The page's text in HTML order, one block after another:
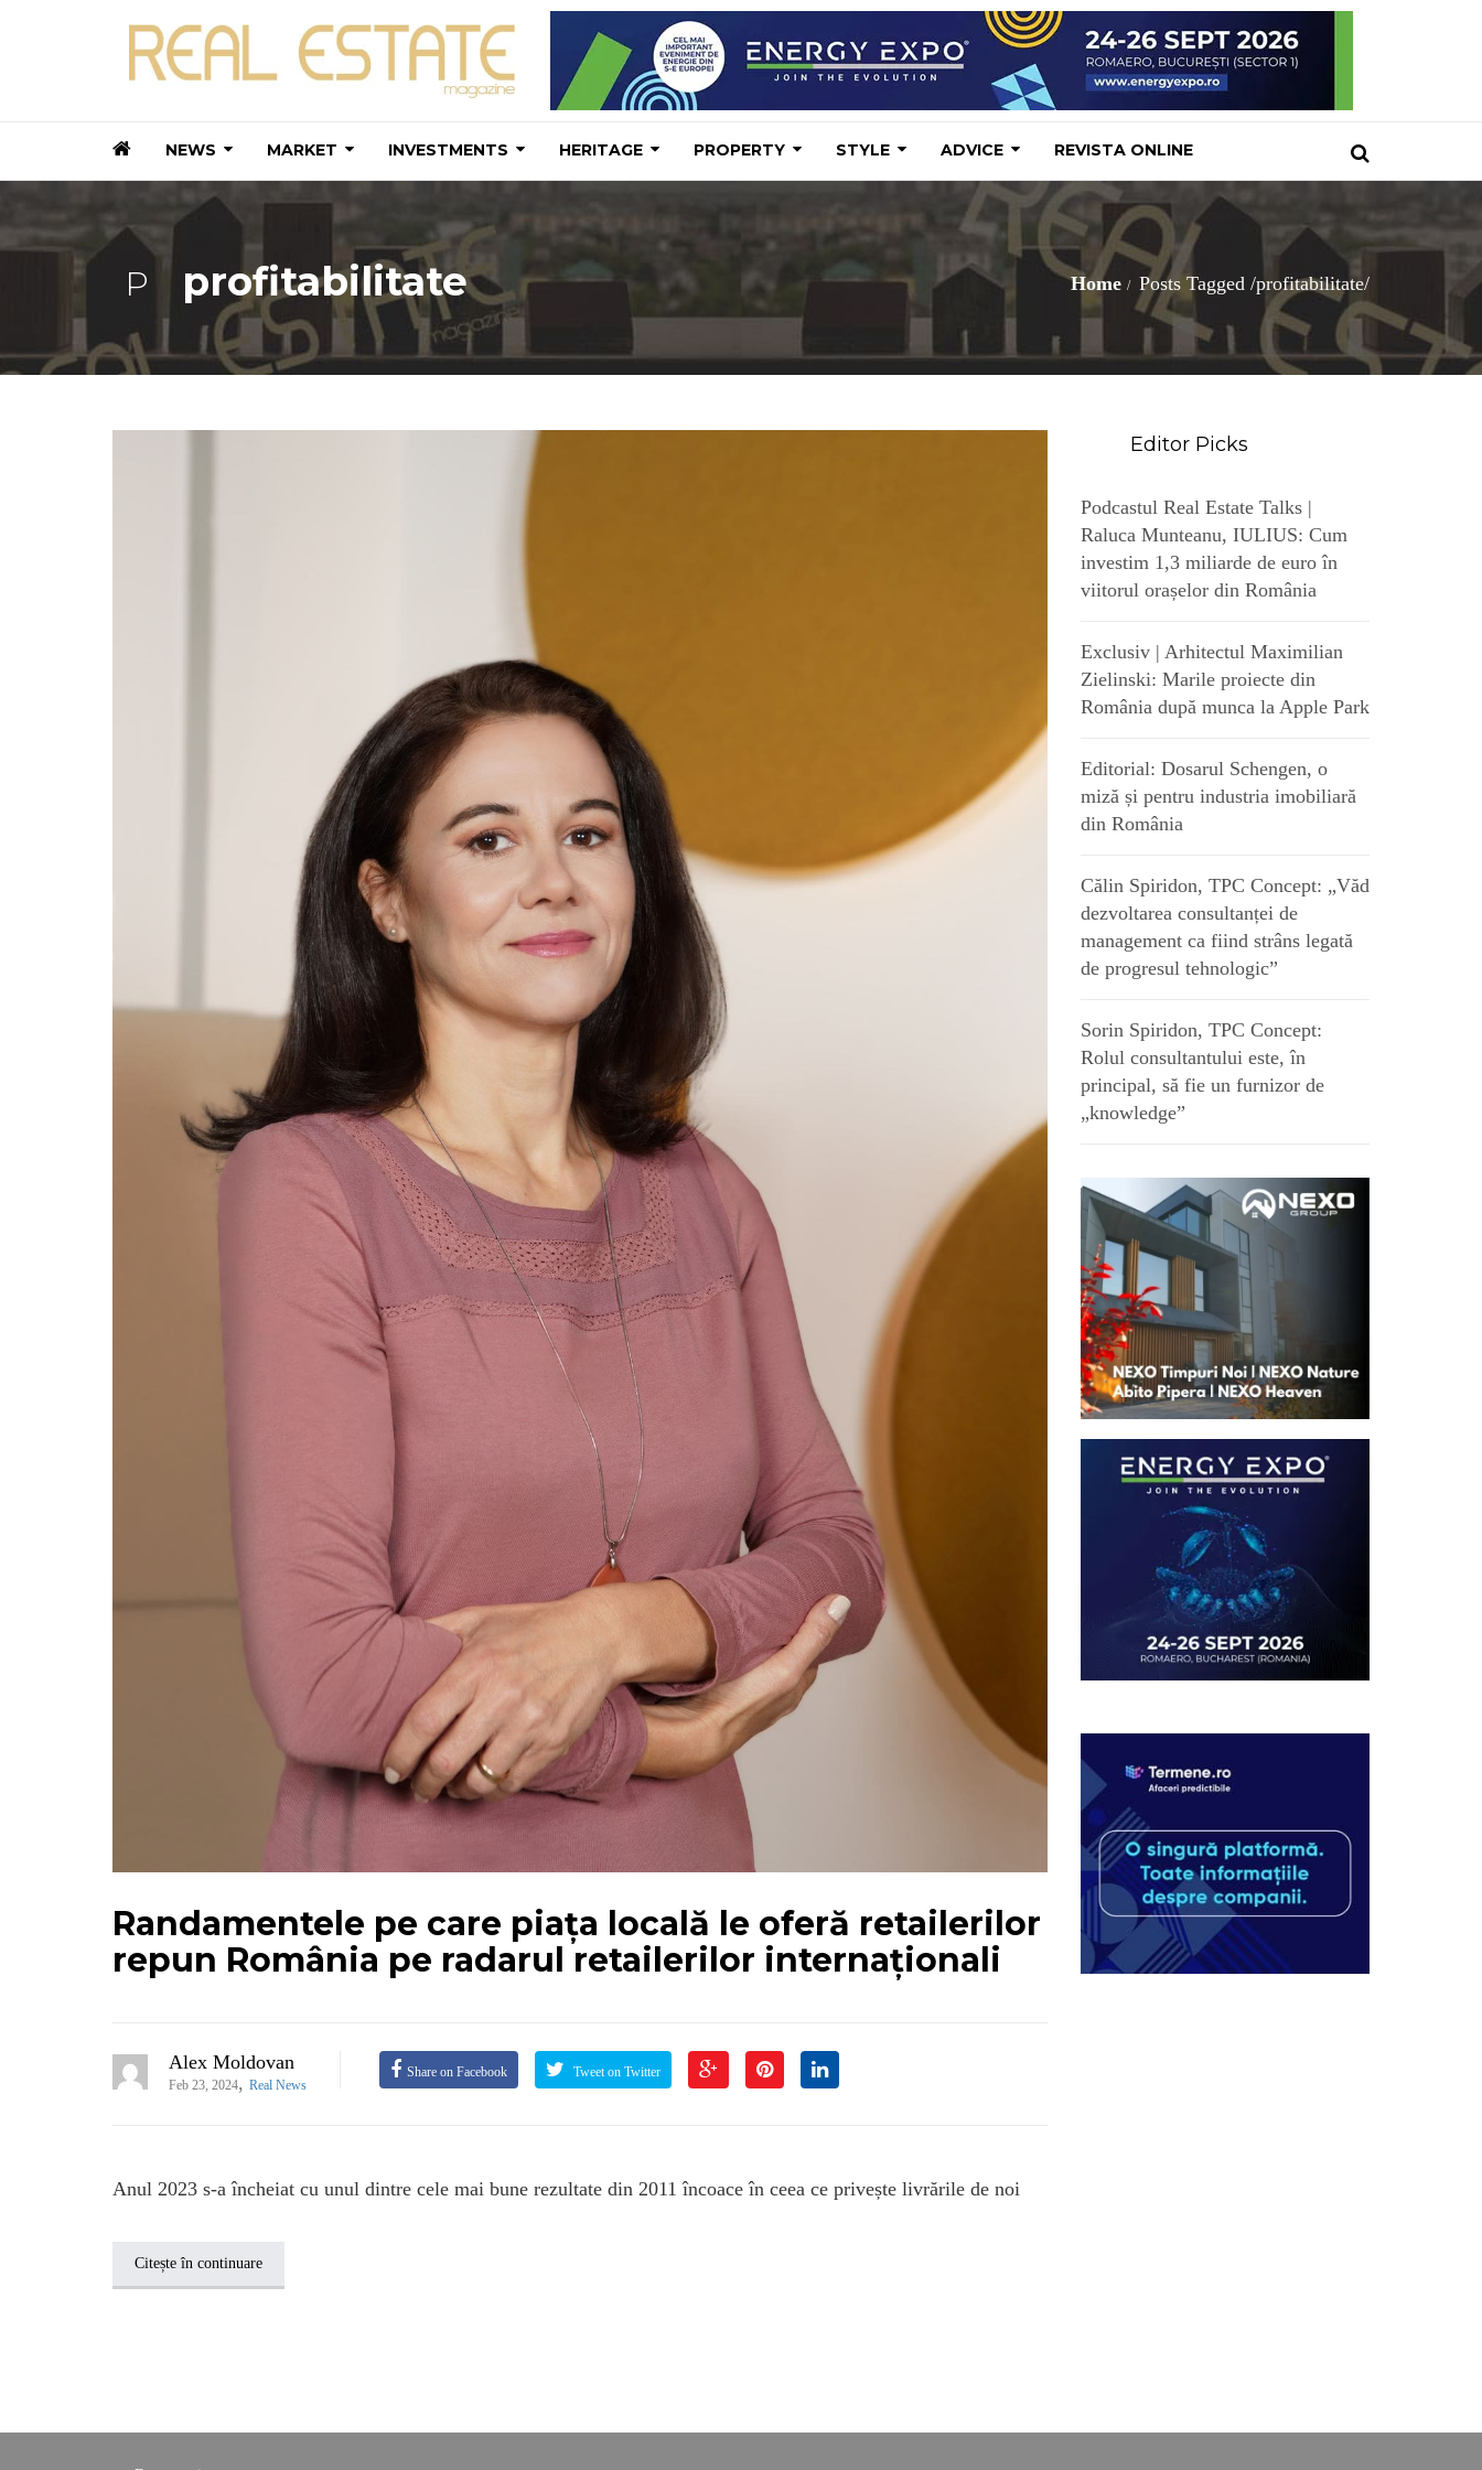
NEWS MARKET INVESTMENTS HERITAGE PROPERTY STYLE ADVICE REVISTA ONLINE
P profitabilitate Home Posts Tagged /profitabilitate/
Randamentele pe care piața locală le oferă retailerilor
repun România pe radarul retailerilor internaționali
Alex Moldovan
Feb 23, 2024, Real News
Share on Facebook Tweet on Twitter
Anul 2023 s-a încheiat cu unul dintre cele mai bune rezultate din 2011 încoace în ceea ce privește livrările de noi
Citește în continuare
Editor Picks
Podcastul Real Estate Talks |
Raluca Munteanu, IULIUS: Cum
investim 1,3 miliarde de euro în
viitorul orașelor din România
Exclusiv | Arhitectul Maximilian
Zielinski: Marile proiecte din
România după munca la Apple Park
Editorial: Dosarul Schengen, o
miză și pentru industria imobiliară
din România
Călin Spiridon, TPC Concept: „Văd
dezvoltarea consultanței de
management ca fiind strâns legată
de progresul tehnologic”
Sorin Spiridon, TPC Concept:
Rolul consultantului este, în
principal, să fie un furnizor de
„knowledge”